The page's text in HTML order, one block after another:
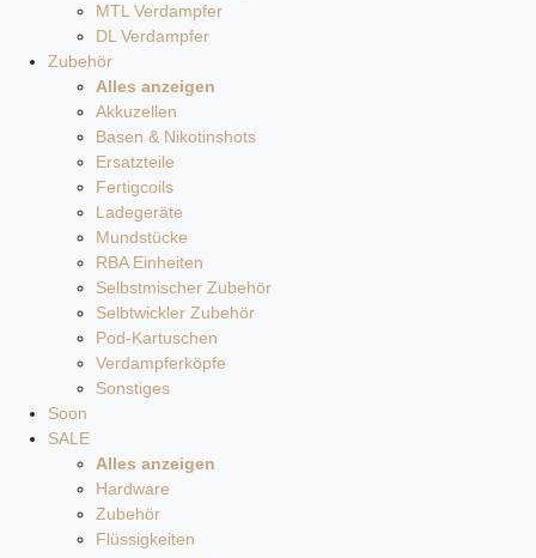
MTL Verdampfer
DL Verdampfer
Zubehör
Alles anzeigen
Akkuzellen
Basen & Nikotinshots
Ersatzteile
Fertigcoils
Ladegeräte
Mundstücke
RBA Einheiten
Selbstmischer Zubehör
Selbtwickler Zubehör
Pod-Kartuschen
Verdampferköpfe
Sonstiges
Soon
SALE
Alles anzeigen
Hardware
Zubehör
Flüssigkeiten